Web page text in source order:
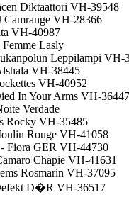
Diktaattori VH-39548
VH-28366
VH-40987
Lasly
Leppilampi VH-
VH-38445
VH-40952
In Your Arms VH-36447
Verdade
Rocky VH-35485
Rouge VH-41058
Fiora GER VH-44730
Chapie VH-41631
Rosmarin VH-37095
D�R VH-36517